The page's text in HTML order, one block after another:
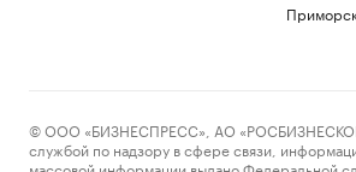
© ООО «БИЗНЕСПРЕСС», АО
службой по надзору в сфере связи,